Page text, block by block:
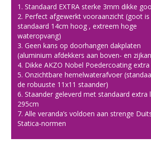
1. Standaard EXTRA sterke 3mm dikke
2. Perfect afgewerkt vooraanzicht (goot is
standaard 14cm hoog , extreem hoge
wateropvang)
3. Geen kans op doorhangen dakplaten
(aluminium afdekkers aan boven- en
4. Dikke AKZO Nobel Poedercoating
5. Onzichtbare hemelwaterafvoer
de robuuste 11x11 staander)
6. Staander geleverd met standaard extra
295cm
7. Alle veranda’s voldoen aan strenge
Statica-normen